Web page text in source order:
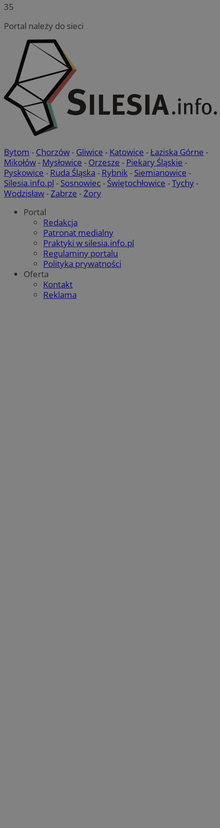
35
Portal należy do sieci
Bytom - Chorzów- Gliwice - Katowice -Łaziska Górne -
Mikołów- Mysłowice - Orzesze - Piekary Śląskie -
Pyskowice - Ruda Śląska - Rybnik- Siemianowice -
Silesia.info.pl - Sosnowiec- Świętochłowice -Tychy-
Wodzisław-Zabrze -Żory
Portal
Redakcja
Patronat medialny
Praktyki w silesia.info.pl
Regulaminy portalu
Polityka prywatności
Oferta
Kontakt
Reklama